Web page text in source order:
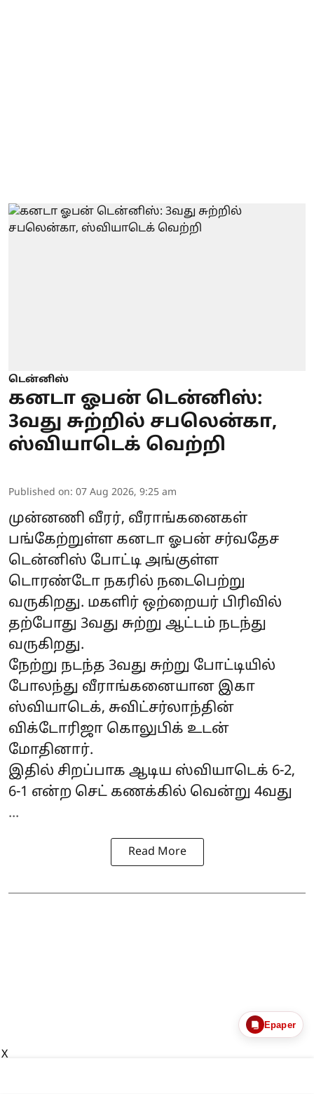
டென்னிஸ்
கனடா ஓபன் டென்னிஸ்:
3வது சுற்றில் சபலென்கா,
ஸ்வியாடெக் வெற்றி
Published on: 07 Aug 2026, 9:25 am
முன்னணி வீரர், வீராங்கனைகள்
பங்கேற்றுள்ள கனடா ஓபன் சர்வதேச
டென்னிஸ் போட்டி அங்குள்ள
டொரண்டோ நகரில் நடைபெற்று
வருகிறது. மகளிர் ஒற்றையர் பிரிவில்
தற்போது 3வது சுற்று ஆட்டம் நடந்து
வருகிறது.
நேற்று நடந்த 3வது சுற்று போட்டியில்
போலந்து வீராங்கனையான இகா
ஸ்வியாடெக், சுவிட்சர்லாந்தின்
விக்டோரிஜா கொலுபிக் உடன்
மோதினார்.
இதில் சிறப்பாக ஆடிய ஸ்வியாடெக் 6-2,
6-1 என்ற செட் கணக்கில் வென்று 4வது
...
Read More
Epaper
X